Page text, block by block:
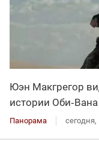
Юэн Макгрегор
истории
Панорама сегодня,